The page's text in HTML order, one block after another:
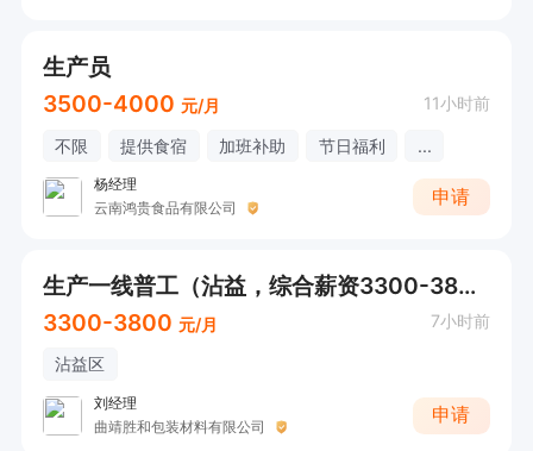
生产员
3500-4000 元/月 11小时前
不限 提供食宿 加班补助 节日福利 ...
杨经理
云南鸿贵食品有限公司
申请
生产一线普工（沾益，综合薪资3300-3800元/月+餐补+意外险）
3300-3800 元/月 7小时前
沾益区
刘经理
曲靖胜和包装材料有限公司
申请